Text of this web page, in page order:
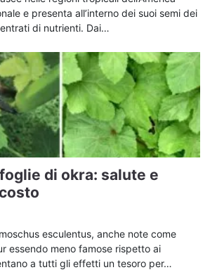
e presenta all’interno dei suoi semi dei
di nutrienti. Dai…
di okra: salute e
esculentus, anche note come
essendo meno famose rispetto ai
a tutti gli effetti un tesoro per…